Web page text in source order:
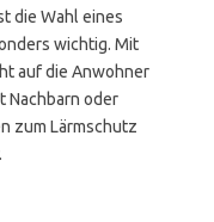
die Wahl eines
wichtig. Mit
auf die Anwohner
Nachbarn oder
zum Lärmschutz